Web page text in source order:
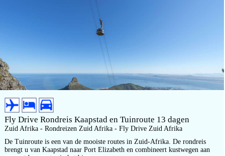
Fly Drive Rondreis Kaapstad en Tuinroute 13 dagen
Zuid Afrika - Rondreizen Zuid Afrika - Fly Drive Zuid Afrika
De Tuinroute is een van de mooiste routes in Zuid-Afrika. De rondreis
brengt u van Kaapstad naar Port Elizabeth en combineert kustwegen aan